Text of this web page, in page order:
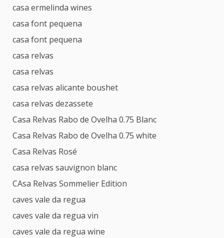
casa ermelinda wines
casa font pequena
casa font pequena
casa relvas
casa relvas
casa relvas alicante boushet
casa relvas dezassete
Casa Relvas Rabo de Ovelha 0.75 Blanc
Casa Relvas Rabo de Ovelha 0.75 white
Casa Relvas Rosé
casa relvas sauvignon blanc
CAsa Relvas Sommelier Edition
caves vale da regua
caves vale da regua vin
caves vale da regua wine